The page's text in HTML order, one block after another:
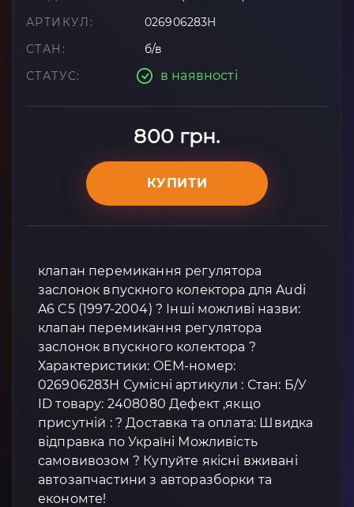
АРТИКУЛ:
026906283H
СТАН:
б/в
СТАТУС:
в наявності
800 грн.
КУПИТИ
клапан перемикання регулятора
заслонок впускного колектора для Audi
A6 C5 (1997-2004) ? Інші можливі назви:
клапан перемикання регулятора
заслонок впускного колектора ?
Характеристики: OEM-номер:
026906283H Сумісні артикули : Стан: Б/У
ID товару: 2408080 Дефект ,якщо
присутній : ? Доставка та оплата: Швидка
відправка по Україні Можливість
самовивозом ? Купуйте якісні вживані
автозапчастини з авторазборки та
економте!